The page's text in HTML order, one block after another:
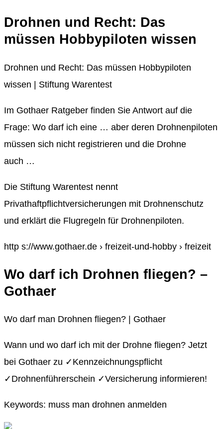
Drohnen und Recht: Das
müssen Hobbypiloten wissen
Drohnen und Recht: Das müssen Hobbypiloten
wissen | Stiftung Warentest
Im Gothaer Ratgeber finden Sie Antwort auf die
Frage: Wo darf ich eine … aber deren Drohnenpiloten
müssen sich nicht registrieren und die Drohne
auch …
Die Stiftung Warentest nennt
Privathaftpflichtversicherungen mit Drohnenschutz
und erklärt die Flugregeln für Drohnenpiloten.
http s://www.gothaer.de › freizeit-und-hobby › freizeit
Wo darf ich Drohnen fliegen? –
Gothaer
Wo darf man Drohnen fliegen? | Gothaer
Wann und wo darf ich mit der Drohne fliegen? Jetzt
bei Gothaer zu ✓Kennzeichnungspflicht
✓Drohnenführerschein ✓Versicherung informieren!
Keywords: muss man drohnen anmelden